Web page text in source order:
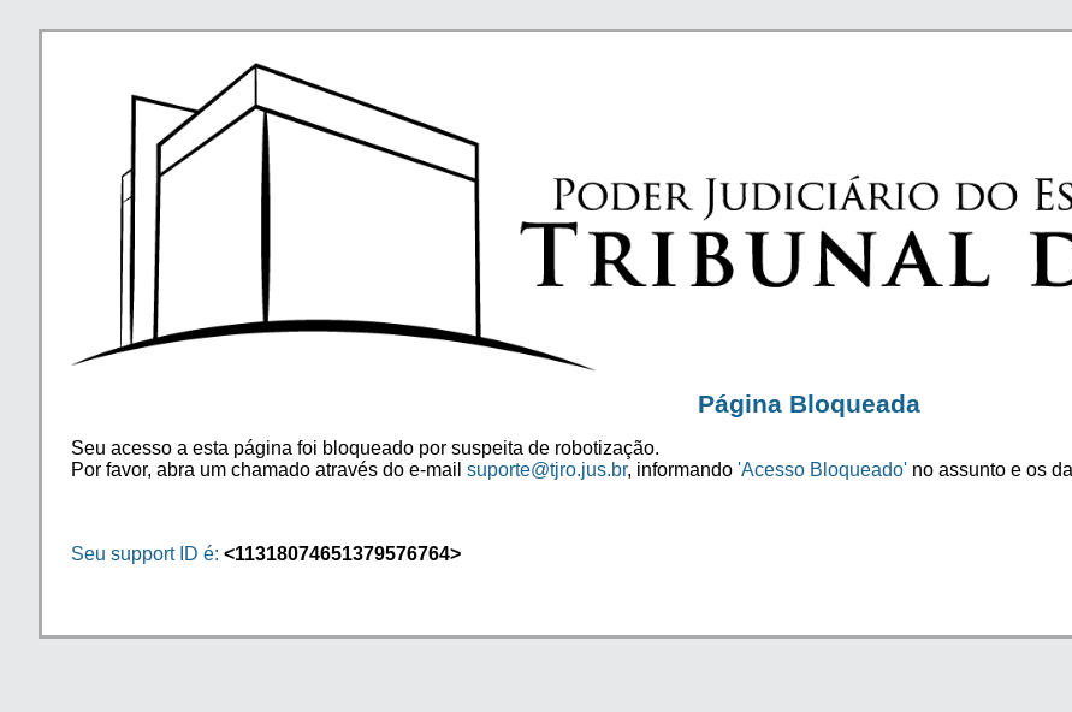
Página Bloqueada
Seu acesso a esta página foi bloqueado por suspeita de robotização.
Por favor, abra um chamado através do e-mail suporte@tjro.jus.br, informando 'Acesso Bloqueado' no assunto e os
Seu support ID é: <11318074651379576764>